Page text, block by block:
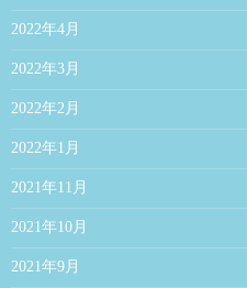
2022年4月
2022年3月
2022年2月
2022年1月
2021年11月
2021年10月
2021年9月